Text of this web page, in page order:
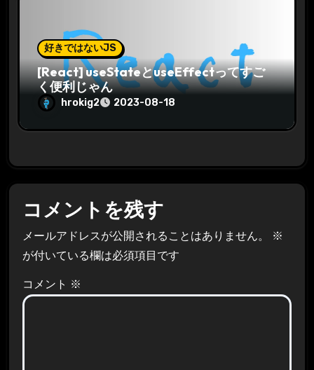
好きではないJS
[React] useStateとuseEffectってすご
く便利じゃん
hrokig2 2023-08-18
コメントを残す
メールアドレスが公開されることはありません。
※
が付いている欄は必須項目です
コメント ※